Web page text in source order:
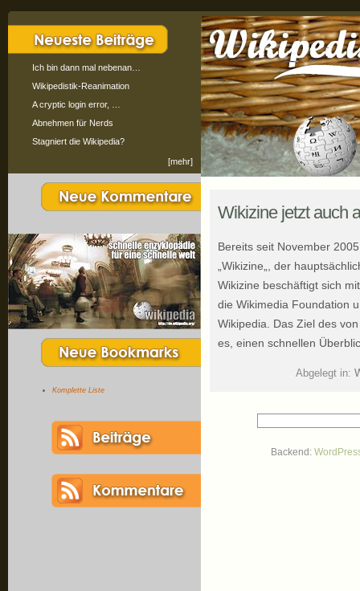
Ich bin dann mal nebenan…
Wikipedistik-Reanimation
A cryptic login error, …
Abnehmen für Nerds
Stagniert die Wikipedia?
[mehr]
Komplette Liste
Wikizine jetzt auch
Bereits seit November
„Wikizine„, der
Wikizine beschäftigt sich
die Wikimedia Foundation
Wikipedia. Das Ziel des
es, einen schnellen
Abgelegt in:
Backend: